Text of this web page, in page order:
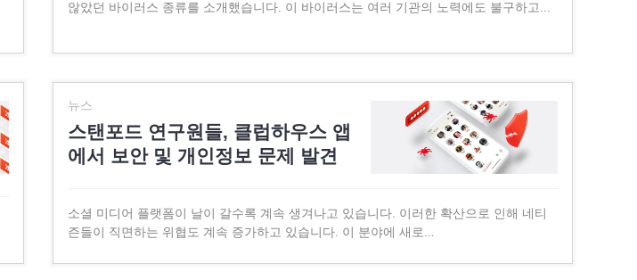
않았던 바이러스 종류를 소개했습니다. 이 바이러스는 여러 기관의 노력에도 불구하고…
뉴스
스탠포드 연구원들, 클럽하우스 앱
에서 보안 및 개인정보 문제 발견
소셜 미디어 플랫폼이 날이 갈수록 계속 생겨나고 있습니다. 이러한 확산으로 인해 네티
즌들이 직면하는 위협도 계속 증가하고 있습니다. 이 분야에 새로…